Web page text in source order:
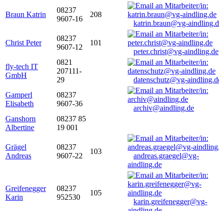
Braun Katrin
08237
9607-16
208
katrin.braun@vg-
Christ Peter
08237
9607-12
101
peter.christ@vg-aindling.de
fly-tech IT
GmbH
0821
207111-
29
datenschutz@vg-
Gamperl
Elisabeth
08237
9607-36
archiv@aindling.de
Ganshorn
Albertine
08237 85
19 001
Grägel
Andreas
08237
9607-22
103
andreas.graegel@vg-
aindling.de
Greifenegger
Karin
08237
952530
105
karin.greifenegger@vg-